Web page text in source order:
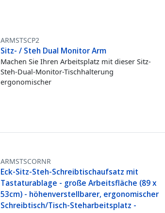
ARMSTSCP2
Sitz- / Steh Dual Monitor Arm
Machen Sie Ihren Arbeitsplatz mit dieser Sitz-
Steh-Dual-Monitor-Tischhalterung
ergonomischer
ARMSTSCORNR
Eck-Sitz-Steh-Schreibtischaufsatz mit
Tastaturablage - große Arbeitsfläche (89 x
53cm) - höhenverstellbarer, ergonomischer
Schreibtisch/Tisch-Steharbeitsplatz -